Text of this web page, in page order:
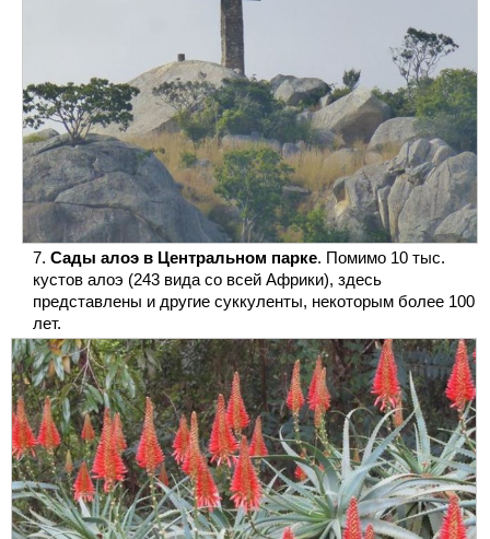
Сады алоэ в Центральном парке. Помимо 10 тыс.
кустов алоэ (243 вида со всей Африки), здесь
представлены и другие суккуленты, некоторым более 100
лет.